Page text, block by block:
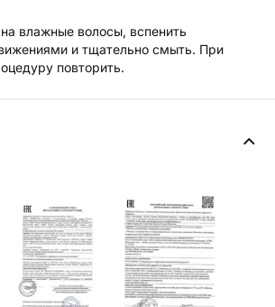
влажные волосы, вспенить
и тщательно смыть. При
повторить.